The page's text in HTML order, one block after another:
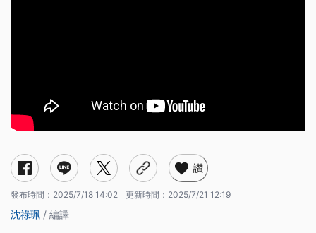
讚
發布時間： 2025/7/18 14:02 更新時間： 2025/7/21 12:19
沈祿珮 / 編譯